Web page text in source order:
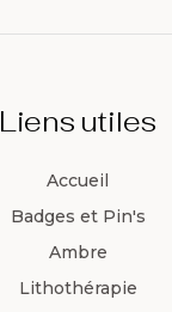
Liens utiles
Accueil
Badges et Pin's
Ambre
Lithothérapie